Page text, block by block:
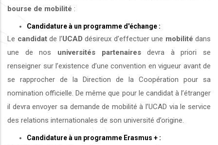
bourse de mobilité :
Candidature à un programme d'échange :
Le candidatde l’UCAD désireux d’effectuer une mobilité dans
une de nos universités partenairesdevra à priori se
renseigner sur l’existence d’une convention en vigueur avant de
se rapprocher de la Direction de la Coopération pour sa
nomination officielle. De même que pour le candidat à l’étranger
il devra envoyer sa demande de mobilité à l’UCAD via le service
des relations internationales de son université d’origine.
Candidature à un programme Erasmus + :